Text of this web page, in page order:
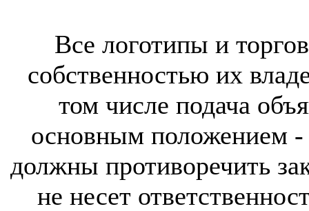
Все логотипы и
собственностью их
том числе подача
основным положением -
должны противоречить
не несет